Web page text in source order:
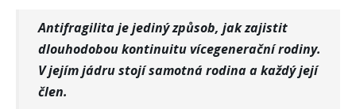
Antifragilita je jediný způsob, jak zajistit
dlouhodobou kontinuitu vícegenerační rodiny.
V jejím jádru stojí samotná rodina a každý její
člen.